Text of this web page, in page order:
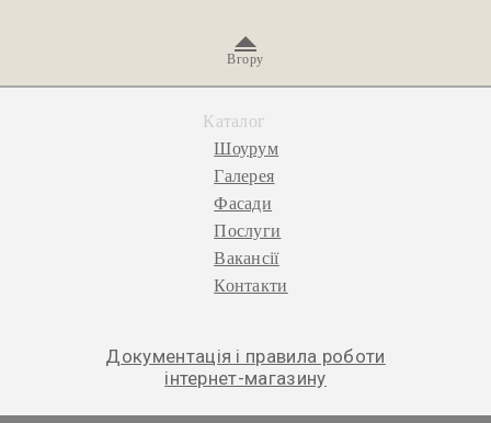
Вгору
Каталог
Шоурум
Галерея
Фасади
Послуги
Вакансії
Контакти
Документація і правила роботи
інтернет-магазину